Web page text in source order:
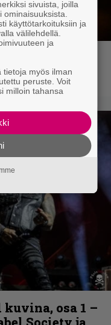
Cruisen
osa 1 –
Society ja
sivuista, joilla
käyttötarkoituksiin ja
välilehdellä.
ja
tietoja myös ilman
peruste. Voit
milloin tahansa